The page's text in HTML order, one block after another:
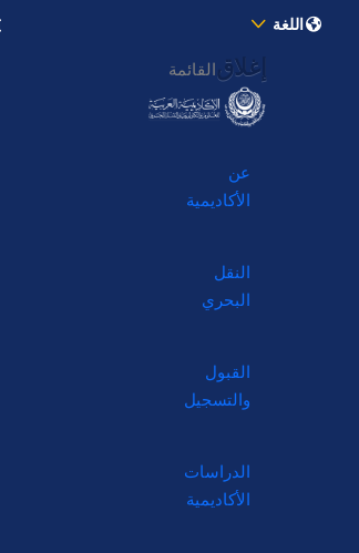
اللغة
إغلاق القائمة
عن
الأكاديمية
النقل
البحري
القبول
والتسجيل
الدراسات
الأكاديمية